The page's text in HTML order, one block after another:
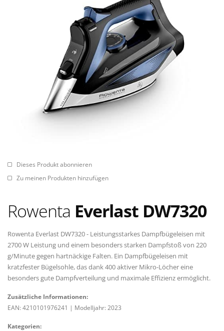
Dieses Produkt abonnieren
Zu meinen Produkten hinzufügen
Rowenta Everlast DW7320
Rowenta Everlast DW7320 - Leistungsstarkes Dampfbügeleisen mit
2700 W Leistung und einem besonders starken Dampfstoß von 220
g/Minute gegen hartnäckige Falten. Ein Dampfbügeleisen mit
kratzfester Bügelsohle, das dank 400 aktiver Mikro-Löcher eine
besonders gute Dampfverteilung und maximale Effizienz ermöglicht.
Zusätzliche Informationen:
EAN: 4210101976241 | Modelljahr: 2023
Kategorien: